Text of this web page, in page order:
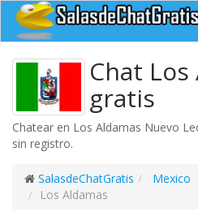
Chat
gratis
Chatear en Los Aldamas Nuevo
sin registro.
SalasdeChatGratis Mexico
Los Aldamas